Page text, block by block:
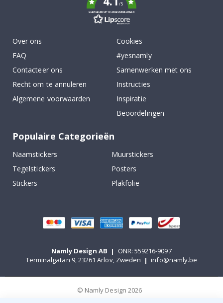
/5
GEBASEERD OP 1024 BEOORDELINGEN
Over ons
FAQ
Contacteer ons
Recht om te annuleren
Algemene voorwaarden
Cookies
#yesnamly
Samenwerken met ons
Instructies
Inspiratie
Beoordelingen
Populaire Categorieën
Naamstickers
Muurstickers
Tegelstickers
Posters
Stickers
Plakfolie
Namly Design AB |
ONR: 559216-9097
Terminalgatan 9, 23261 Arlöv, Zweden | info@namly.be
© Namly Design 2026